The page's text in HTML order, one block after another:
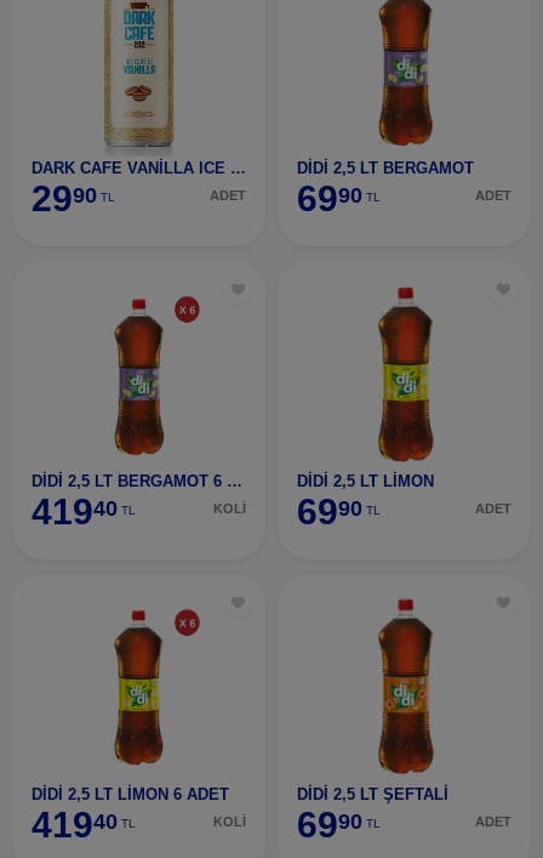
DARK CAFE VANİLLA ICE COFFEE 250 ML
2990 TL ADET
DİDİ 2,5 LT BERGAMOT
6990 TL ADET
DİDİ 2,5 LT BERGAMOT 6 ADET
41940 TL KOLİ
DİDİ 2,5 LT LİMON
6990 TL ADET
DİDİ 2,5 LT LİMON 6 ADET
41940 TL KOLİ
DİDİ 2,5 LT ŞEFTALİ
6990 TL ADET